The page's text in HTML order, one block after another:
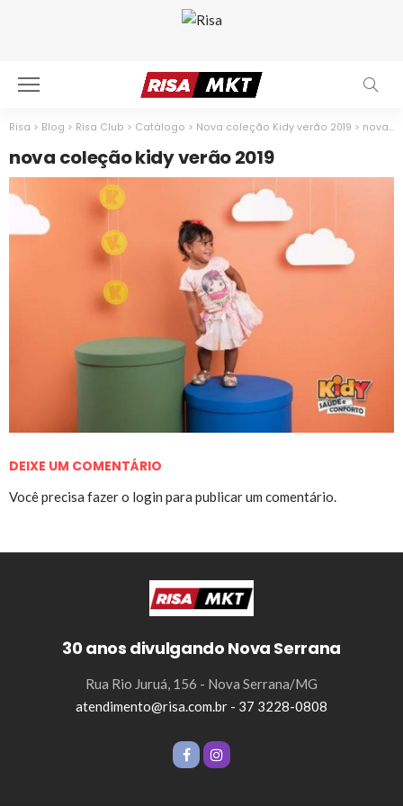
Risa > Blog > Risa Club > Catálogo > Nova coleção Kidy verão 2019 > nova coleção kidy verão 2019
nova coleção kidy verão 2019
DEIXE UM COMENTÁRIO
Você precisa fazer o login para publicar um comentário.
30 anos divulgando Nova Serrana
Rua Rio Juruá, 156 - Nova Serrana/MG
atendimento@risa.com.br - 37 3228-0808